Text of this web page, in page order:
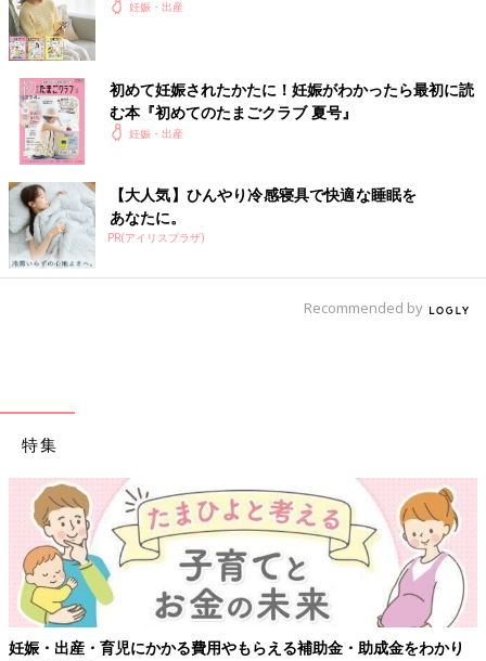
妊娠・出産
初めて妊娠されたかたに！妊娠がわかったら最初に読
む本『初めてのたまごクラブ 夏号』
妊娠・出産
【大人気】ひんやり冷感寝具で快適な睡眠を
あなたに。
PR(アイリスプラザ)
Recommended by
特集
妊娠・出産・育児にかかる費用やもらえる補助金・助成金をわかり